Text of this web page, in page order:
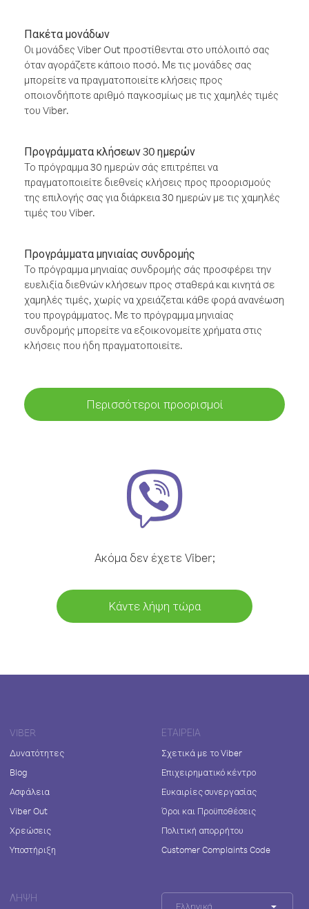
Πακέτα μονάδων
Οι μονάδες Viber Out προστίθενται στο υπόλοιπό σας
όταν αγοράζετε κάποιο ποσό. Με τις μονάδες σας
μπορείτε να πραγματοποιείτε κλήσεις προς
οποιονδήποτε αριθμό παγκοσμίως με τις χαμηλές τιμές
του Viber.
Προγράμματα κλήσεων 30 ημερών
Το πρόγραμμα 30 ημερών σάς επιτρέπει να
πραγματοποιείτε διεθνείς κλήσεις προς προορισμούς
της επιλογής σας για διάρκεια 30 ημερών με τις χαμηλές
τιμές του Viber.
Προγράμματα μηνιαίας συνδρομής
Το πρόγραμμα μηνιαίας συνδρομής σάς προσφέρει την
ευελιξία διεθνών κλήσεων προς σταθερά και κινητά σε
χαμηλές τιμές, χωρίς να χρειάζεται κάθε φορά ανανέωση
του προγράμματος. Με το πρόγραμμα μηνιαίας
συνδρομής μπορείτε να εξοικονομείτε χρήματα στις
κλήσεις που ήδη πραγματοποιείτε.
Περισσότεροι προορισμοί
Ακόμα δεν έχετε Viber;
Κάντε λήψη τώρα
VIBER
Δυνατότητες
Blog
Ασφάλεια
Viber Out
Χρεώσεις
Υποστήριξη
ΕΤΑΙΡΕΊΑ
Σχετικά με το Viber
Επιχειρηματικό κέντρο
Ευκαιρίες συνεργασίας
Όροι και Προϋποθέσεις
Πολιτική απορρήτου
Customer Complaints Code
ΛΉΨΗ
Ελληνικά